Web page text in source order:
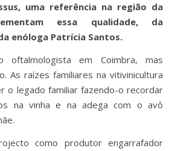
uma referência na região da
essa qualidade, da
enóloga Patrícia Santos.
As raízes familiares na vitivinicultura
o legado familiar fazendo-o recordar
na vinha e na adega com o avô
como produtor engarrafador